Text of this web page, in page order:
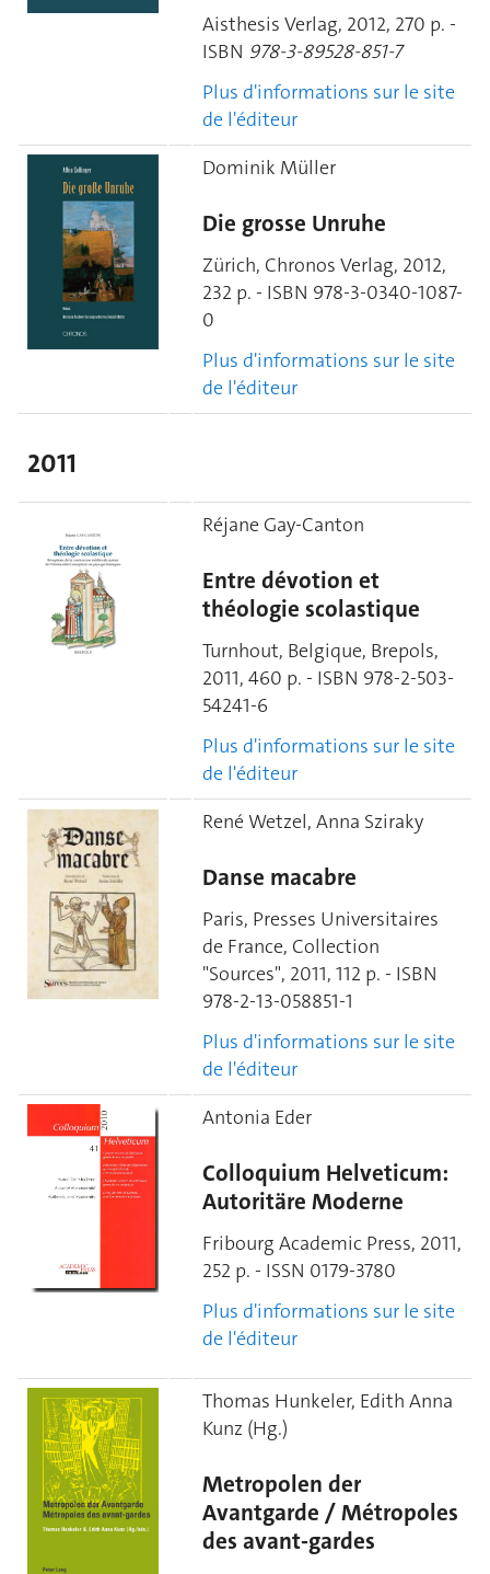
Aisthesis Verlag, 2012, 270 p. -
ISBN 978-3-89528-851-7
Plus d'informations sur le site
de l'éditeur
Dominik Müller
Die grosse Unruhe
Zürich, Chronos Verlag, 2012,
232 p. - ISBN 978-3-0340-1087-
0
Plus d'informations sur le site
de l'éditeur
2011
Réjane Gay-Canton
Entre dévotion et
théologie scolastique
Turnhout, Belgique, Brepols,
2011, 460 p. - ISBN 978-2-503-
54241-6
Plus d'informations sur le site
de l'éditeur
René Wetzel, Anna Sziraky
Danse macabre
Paris, Presses Universitaires
de France, Collection
"Sources", 2011, 112 p. - ISBN
978-2-13-058851-1
Plus d'informations sur le site
de l'éditeur
Antonia Eder
Colloquium Helveticum:
Autoritäre Moderne
Fribourg Academic Press, 2011,
252 p. - ISSN 0179-3780
Plus d'informations sur le site
de l'éditeur
Thomas Hunkeler, Edith Anna
Kunz (Hg.)
Metropolen der
Avantgarde / Métropoles
des avant-gardes